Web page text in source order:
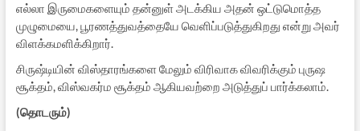
எல்லா இருமைகளையும் தன்னுள் அடக்கிய அதன் ஒட்டுமொத்த
முழுமையை, பூரணத்துவத்தையே வெளிப்படுத்துகிறது என்று அவர்
விளக்கமளிக்கிறார்.
சிருஷ்டியின் விஸ்தாரங்களை மேலும் விரிவாக விவரிக்கும் புருஷ
சூக்தம், விஸ்வகர்ம சூக்தம் ஆகியவற்றை அடுத்துப் பார்க்கலாம்.
(தொடரும்)